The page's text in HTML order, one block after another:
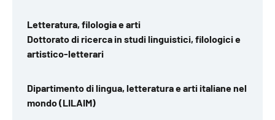
Letteratura, filologia e arti
Dottorato di ricerca in studi linguistici, filologici e
artistico-letterari
Dipartimento di lingua, letteratura e arti italiane nel
mondo (LILAIM)